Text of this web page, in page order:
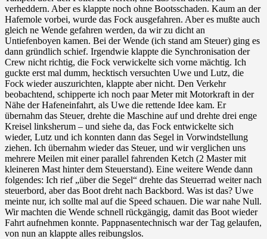
verheddern. Aber es klappte noch ohne Bootsschaden. Kaum an der
Hafemole vorbei, wurde das Fock ausgefahren. Aber es mußte auch
gleich ne Wende gefahren werden, da wir zu dicht an
Untiefenboyen kamen. Bei der Wende (ich stand am Steuer) ging es
dann gründlich schief. Irgendwie klappte die Synchronisation der
Crew nicht richtig, die Fock verwickelte sich vorne mächtig. Ich
guckte erst mal dumm, hecktisch versuchten Uwe und Lutz, die
Fock wieder auszurichten, klappte aber nicht. Den Verkehr
beobachtend, schipperte ich noch paar Meter mit Motorkraft in der
Nähe der Hafeneinfahrt, als Uwe die rettende Idee kam. Er
übernahm das Steuer, drehte die Maschine auf und drehte drei enge
Kreisel linksherum – und siehe da, das Fock entwickelte sich
wieder, Lutz und ich konnten dann das Segel in Vorwindstellung
ziehen. Ich übernahm wieder das Steuer, und wir verglichen uns
mehrere Meilen mit einer parallel fahrenden Ketch (2 Master mit
kleineren Mast hinter dem Steuerstand). Eine weitere Wende dann
folgendes: Ich rief „über die Segel“ drehte das Steuerrad weiter nach
steuerbord, aber das Boot dreht nach Backbord. Was ist das? Uwe
meinte nur, ich sollte mal auf die Speed schauen. Die war nahe Null.
Wir machten die Wende schnell rückgängig, damit das Boot wieder
Fahrt aufnehmen konnte. Pappnasentechnisch war der Tag gelaufen,
von nun an klappte alles reibungslos.